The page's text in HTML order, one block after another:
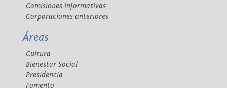
Comisiones informativas
Corporaciones anteriores
Áreas
Cultura
Bienestar Social
Presidencia
Fomento